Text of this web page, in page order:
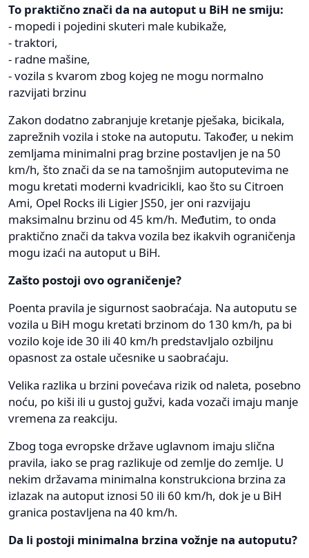
To praktično znači da na autoput u BiH ne smiju:
- mopedi i pojedini skuteri male kubikaže,
- traktori,
- radne mašine,
- vozila s kvarom zbog kojeg ne mogu normalno
razvijati brzinu
Zakon dodatno zabranjuje kretanje pješaka, bicikala,
zaprežnih vozila i stoke na autoputu. Također, u nekim
zemljama minimalni prag brzine postavljen je na 50
km/h, što znači da se na tamošnjim autoputevima ne
mogu kretati moderni kvadricikli, kao što su Citroen
Ami, Opel Rocks ili Ligier JS50, jer oni razvijaju
maksimalnu brzinu od 45 km/h. Međutim, to onda
praktično znači da takva vozila bez ikakvih ograničenja
mogu izaći na autoput u BiH.
Zašto postoji ovo ograničenje?
Poenta pravila je sigurnost saobraćaja. Na autoputu se
vozila u BiH mogu kretati brzinom do 130 km/h, pa bi
vozilo koje ide 30 ili 40 km/h predstavljalo ozbiljnu
opasnost za ostale učesnike u saobraćaju.
Velika razlika u brzini povećava rizik od naleta, posebno
noću, po kiši ili u gustoj gužvi, kada vozači imaju manje
vremena za reakciju.
Zbog toga evropske države uglavnom imaju slična
pravila, iako se prag razlikuje od zemlje do zemlje. U
nekim državama minimalna konstrukciona brzina za
izlazak na autoput iznosi 50 ili 60 km/h, dok je u BiH
granica postavljena na 40 km/h.
Da li postoji minimalna brzina vožnje na autoputu?